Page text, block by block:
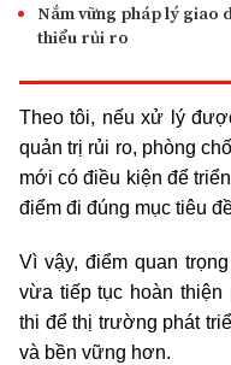
Nắm vững pháp lý giao
thiểu rủi ro
Theo tôi, nếu xử lý
quản trị rủi ro, phòng
mới có điều kiện để
điểm đi đúng mục tiêu
Vì vậy, điểm quan
vừa tiếp tục hoàn
thi để thị trường phát
và bền vững hơn.